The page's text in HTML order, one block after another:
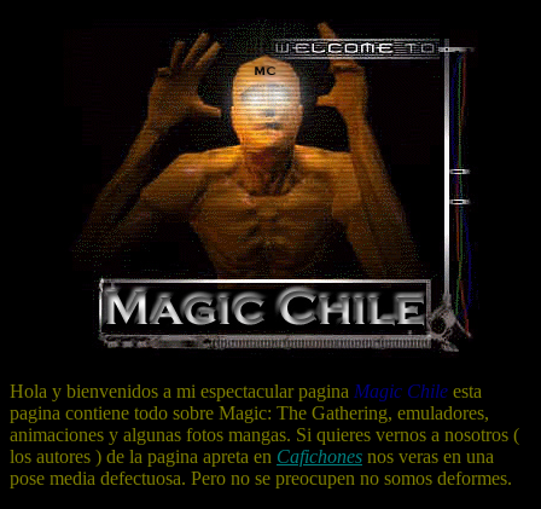
Hola y bienvenidos a mi espectacular pagina Magic Chile esta
pagina contiene todo sobre Magic: The Gathering, emuladores,
animaciones y algunas fotos mangas. Si quieres vernos a nosotros (
los autores ) de la pagina apreta en Cafichones nos veras en una
pose media defectuosa. Pero no se preocupen no somos deformes.